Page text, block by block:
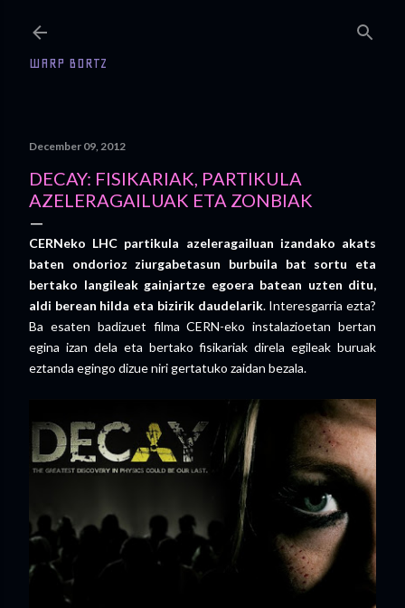
WARP BORTZ
December 09, 2012
DECAY: FISIKARIAK, PARTIKULA
AZELERAGAILUAK ETA ZONBIAK
CERNeko LHC partikula azeleragailuan izandako akats
baten ondorioz ziurgabetasun burbuila bat sortu eta
bertako langileak gainjartze egoera batean uzten ditu,
aldi berean hilda eta bizirik daudelarik. Interesgarria ezta?
Ba esaten badizuet filma CERN-eko instalazioetan bertan
egina izan dela eta bertako fisikariak direla egileak buruak
eztanda egingo dizue niri gertatuko zaidan bezala.